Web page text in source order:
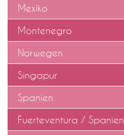
Mexiko
Montenegro
Norwegen
Singapur
Spanien
Fuerteventura / Spanien